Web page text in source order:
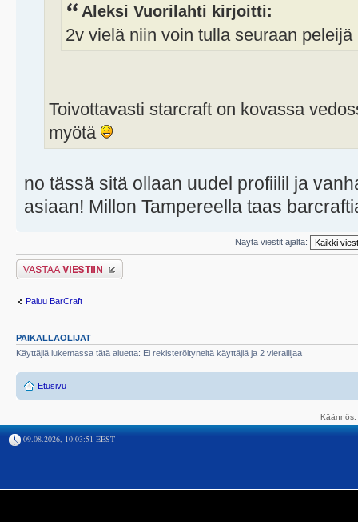
Aleksi Vuorilahti kirjoitti:
2v vielä niin voin tulla seuraan
Toivottavasti starcraft on kovassa
myötä
no tässä sitä ollaan uudel profiilil ja
asiaan! Millon Tampereella taas
Näytä viestit ajalta:
Lähetä vastaus
Paluu BarCraft
PAIKALLAOLIJAT
Käyttäjiä lukemassa tätä aluetta: Ei rekisteröityneitä käyttäjiä ja 2 vierailijaa
Etusivu
09.08.2026, 10:03:51 EEST